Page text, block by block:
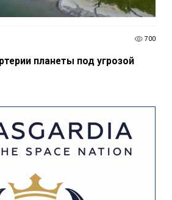
700
планеты под угрозой